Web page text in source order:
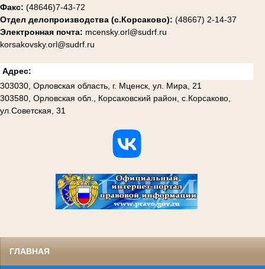
Факс: (48646)7-43-72
Отдел делопроизводства (с.Корсаково): (48667) 2-14-37
Электронная почта: mcensky.orl@sudrf.ru
korsakovsky.orl@sudrf.ru
Адрес:
303030, Орловская область, г. Мценск, ул. Мира, 21
303580, Орловская обл., Корсаковский район, с.Корсаково,
ул.Советская, 31
ГЛАВНАЯ